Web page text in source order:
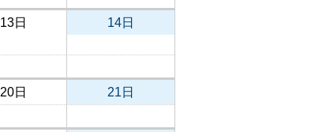
13日 14日
20日 21日